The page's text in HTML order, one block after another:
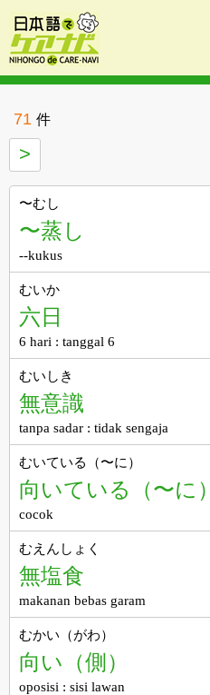
71 件
>
〜むし
〜蒸し
--kukus
むいか
六日
6 hari : tanggal 6
むいしき
無意識
tanpa sadar : tidak sengaja
むいている（〜に）
向いている（〜に）
cocok
むえんしょく
無塩食
makanan bebas garam
むかい（がわ）
向い（側）
oposisi : sisi lawan